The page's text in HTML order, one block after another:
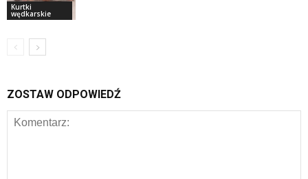
Kurtki
wędkarskie
ZOSTAW ODPOWIEDŹ